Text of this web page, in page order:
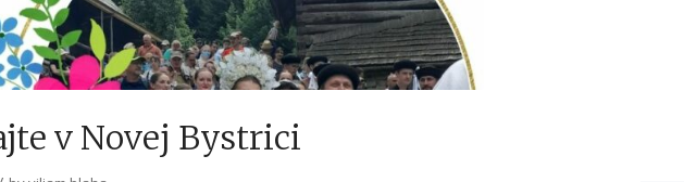
v Novej Bystrici